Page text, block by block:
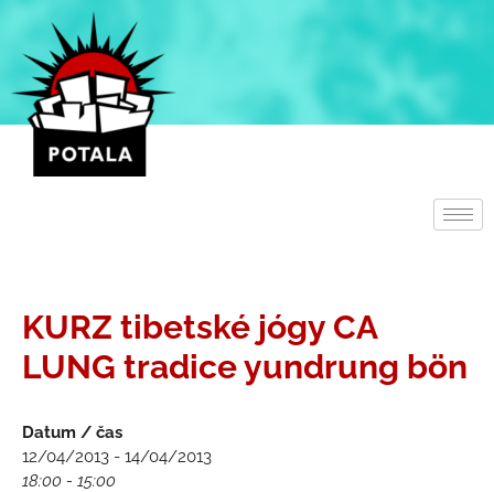
Přeskočit
obsah
KURZ tibetské jógy CA
LUNG tradice yundrung bön
Datum / čas
12/04/2013 - 14/04/2013
18:00 - 15:00